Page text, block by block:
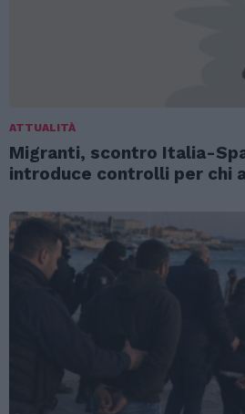
ATTUALITÀ
Migranti, scontro Italia-
introduce controlli per chi